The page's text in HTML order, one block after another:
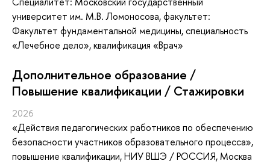
университет им. М.В. Ломоносова, факультет:
Факультет фундаментальной медицины, специальность
«Лечебное дело», квалификация «Врач»
Дополнительное образование /
Повышение квалификации / Стажировки
2026
«Действия педагогических работников по обеспечению
безопасности участников образовательного процесса»,
повышение квалификации, НИУ ВШЭ / РОССИЯ, Москва